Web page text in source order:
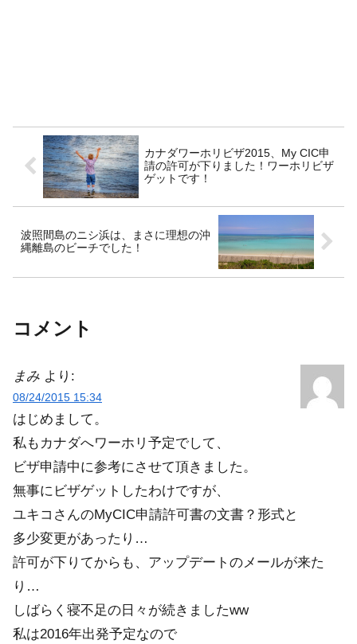
カナダワーホリビザ2015、My CIC申
請の許可が下りました！ワーホリビザ
ゲットです！
波照間島のニシ浜は、まさに理想の沖
縄離島のビーチでした！
コメント
まみ より:
08/24/2015 15:34
はじめまして。
私もカナダへワーホリ予定でして、
ビザ申請中に参考にさせて頂きました。
無事にビザゲットしたわけですが、
ユキコさんのMyCIC申請許可書の文書？形式と
多少変更があったり…
許可が下りてからも、アップデートのメールが来た
り…
しばらく寝不足の日々が続きましたww
私は2016年出発予定なので